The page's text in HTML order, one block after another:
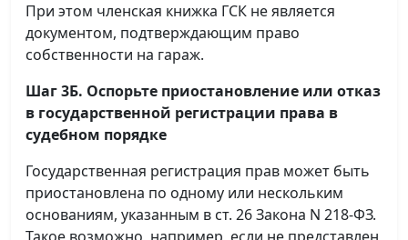
При этом членская книжка ГСК не является
документом, подтверждающим право
собственности на гараж.
Шаг 3Б. Оспорьте приостановление или отказ
в государственной регистрации права в
судебном порядке
Государственная регистрация прав может быть
приостановлена по одному или нескольким
основаниям, указанным в ст. 26 Закона N 218-ФЗ.